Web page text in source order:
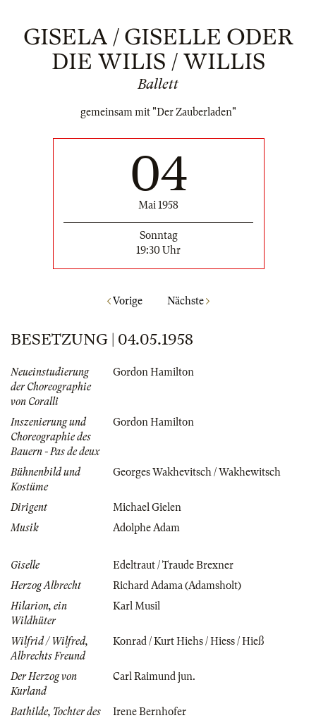
GISELA / GISELLE ODER
DIE WILIS / WILLIS
Ballett
gemeinsam mit "Der Zauberladen"
04
Mai 1958
Sonntag
19:30 Uhr
Vorige Nächste
BESETZUNG | 04.05.1958
Neueinstudierung
der Choreographie
von Coralli
Gordon Hamilton
Inszenierung und
Choreographie des
Bauern - Pas de deux
Gordon Hamilton
Bühnenbild und
Kostüme
Georges Wakhevitsch / Wakhewitsch
Dirigent
Michael Gielen
Musik
Adolphe Adam
Giselle
Edeltraut / Traude Brexner
Herzog Albrecht
Richard Adama (Adamsholt)
Hilarion, ein
Wildhüter
Karl Musil
Wilfrid / Wilfred,
Albrechts Freund
Konrad / Kurt Hiehs / Hiess / Hieß
Der Herzog von
Kurland
Carl Raimund jun.
Bathilde, Tochter des
Irene Bernhofer